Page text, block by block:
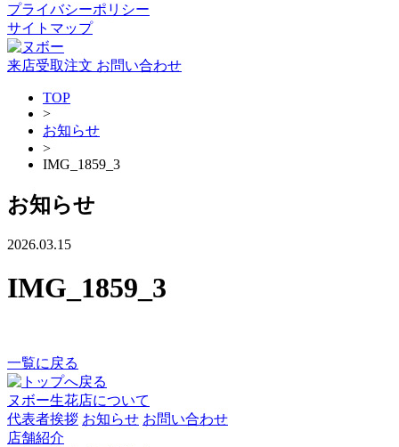
プライバシーポリシー
サイトマップ
来店受取注文 お問い合わせ
TOP
>
お知らせ
>
IMG_1859_3
お知らせ
2026.03.15
IMG_1859_3
一覧に戻る
ヌボー生花店について
代表者挨拶 お知らせ お問い合わせ
店舗紹介